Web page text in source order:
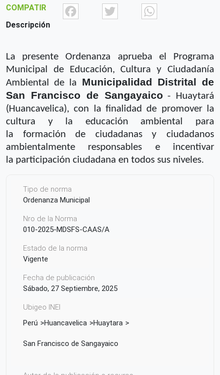
COMPATIR FacebookTwitter
Descripción
La presente Ordenanza aprueba el Programa
Municipal de Educación, Cultura y Ciudadanía
Ambiental de la Municipalidad Distrital de
San Francisco de Sangayaico - Huaytará
(Huancavelica), con la finalidad de promover la
cultura y la educación ambiental para
la formación de ciudadanas y ciudadanos
ambientalmente responsables e incentivar
la participación ciudadana en todos sus niveles.
Tipo de norma
Ordenanza Municipal
Nro de la Norma
010-2025-MDSFS-CAAS/A
Estado de la norma
Vigente
Fecha de publicación
Sábado, 27 Septiembre, 2025
Ubigeo INEI
Perú
Huancavelica Huaytara
San Francisco de Sangayaico